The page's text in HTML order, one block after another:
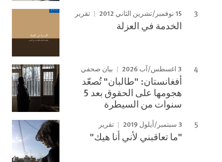
15 نوفمبر/تشرين الثاني 2012 تقرير
الخدمة في العزلة
3 اغسطس/آب 2026 بيان صحفي
أفغانستان: "طالبان" تُصعّد
هجومها على الحقوق بعد 5
سنوات من السيطرة
3 سبتمبر/أيلول 2019 تقرير
"ما تعاقبني لأني أنا هيك"